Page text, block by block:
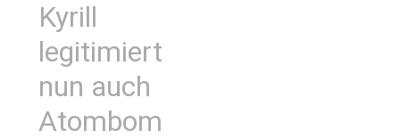
Kyrill
legitimiert
nun auch
Atombom